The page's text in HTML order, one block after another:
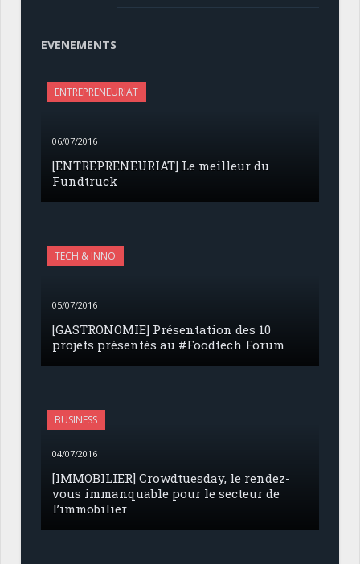
EVENEMENTS
ENTREPRENEURIAT
06/07/2016
[ENTREPRENEURIAT] Le meilleur du
Fundtruck
TECH & INNO
05/07/2016
[GASTRONOMIE] Présentation des 10
projets présentés au #Foodtech Forum
BUSINESS
04/07/2016
[IMMOBILIER] Crowdtuesday, le rendez-
vous immanquable pour le secteur de
l’immobilier